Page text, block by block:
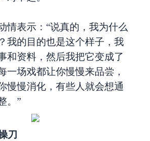
情表示：“说真的，我为什么
我的目的也是这个样子，我
和资料，然后我把它变成了
一场戏都让你慢慢来品尝，
慢慢消化，有些人就会想通
。”
刀